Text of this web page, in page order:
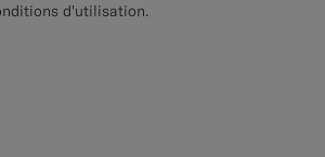
d'utilisation.